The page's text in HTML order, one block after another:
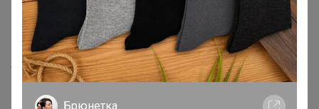
-Прослушивания музыки
-Отслеживания показателей здоровья
-и ПРЯМ очень много других возможностей
Watch Ultra PRO 2 - 6.790
Брюнетка